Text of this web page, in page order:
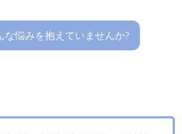
な悩みを抱えていませんか?